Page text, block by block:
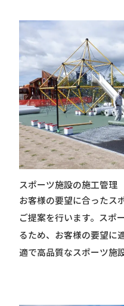
スポーツ施設の施工管理
お客様の要望に合ったス
ご提案を行います。 スポ
るため、お客様の要望に
適で高品質なスポーツ施